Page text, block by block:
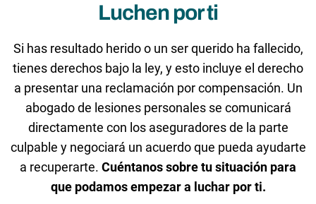
Luchen por ti
Si has resultado herido o un ser querido ha fallecido,
tienes derechos bajo la ley, y esto incluye el derecho
a presentar una reclamación por compensación. Un
abogado de lesiones personales se comunicará
directamente con los aseguradores de la parte
culpable y negociará un acuerdo que pueda ayudarte
a recuperarte. Cuéntanos sobre tu situación para
que podamos empezar a luchar por ti.